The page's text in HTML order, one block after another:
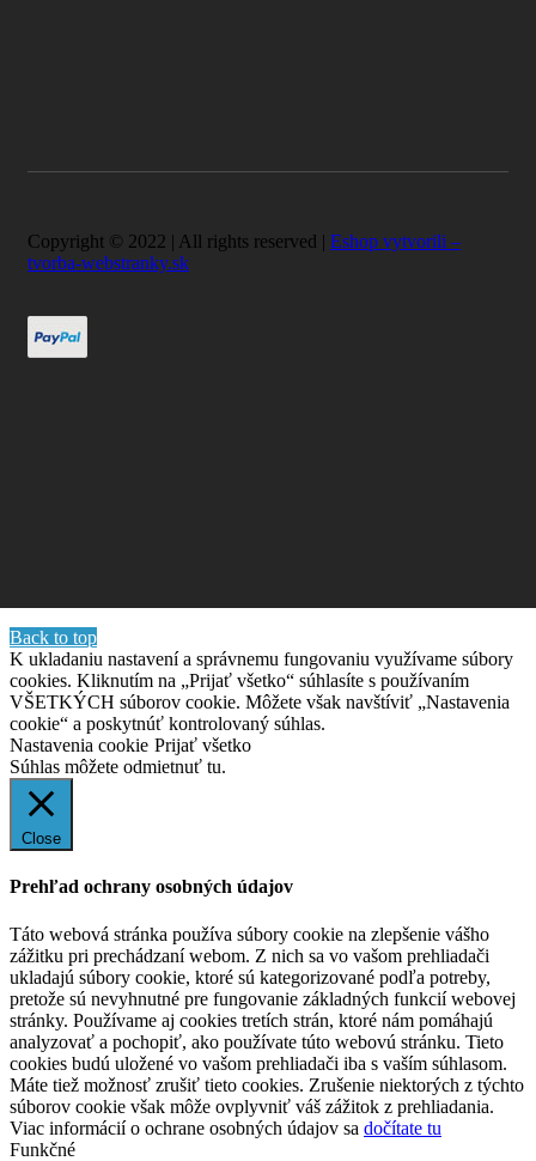
Copyright © 2022 | All rights reserved | Eshop vytvorili –
tvorba-webstranky.sk
Back to top
K ukladaniu nastavení a správnemu fungovaniu využívame súbory
cookies. Kliknutím na „Prijať všetko“ súhlasíte s používaním
VŠETKÝCH súborov cookie. Môžete však navštíviť „Nastavenia
cookie“ a poskytnúť kontrolovaný súhlas.
Nastavenia cookie Prijať všetko
Súhlas môžete odmietnuť tu.
Close
Prehľad ochrany osobných údajov
Táto webová stránka používa súbory cookie na zlepšenie vášho
zážitku pri prechádzaní webom. Z nich sa vo vašom prehliadači
ukladajú súbory cookie, ktoré sú kategorizované podľa potreby,
pretože sú nevyhnutné pre fungovanie základných funkcií webovej
stránky. Používame aj cookies tretích strán, ktoré nám pomáhajú
analyzovať a pochopiť, ako používate túto webovú stránku. Tieto
cookies budú uložené vo vašom prehliadači iba s vaším súhlasom.
Máte tiež možnosť zrušiť tieto cookies. Zrušenie niektorých z týchto
súborov cookie však môže ovplyvniť váš zážitok z prehliadania.
Viac informácií o ochrane osobných údajov sa dočítate tu
Funkčné